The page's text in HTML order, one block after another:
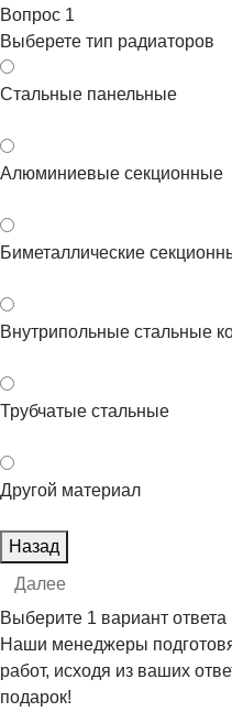
Вопрос 1
Выберете тип радиаторов
Стальные панельные
Алюминиевые секционные
Биметаллические
Внутрипольные стальные
Трубчатые стальные
Другой материал
Назад
Далее
Выберите 1 вариант
Наши менеджеры
работ, исходя из ваших
подарок!